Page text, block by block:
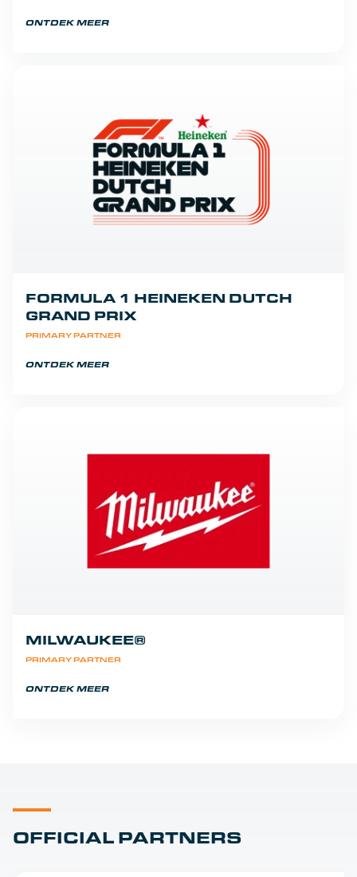
ONTDEK MEER
PRIMARY PARTNER
FORMULA 1 HEINEKEN DUTCH
GRAND PRIX
ONTDEK MEER
PRIMARY PARTNER
MILWAUKEE®
ONTDEK MEER
OFFICIAL PARTNERS